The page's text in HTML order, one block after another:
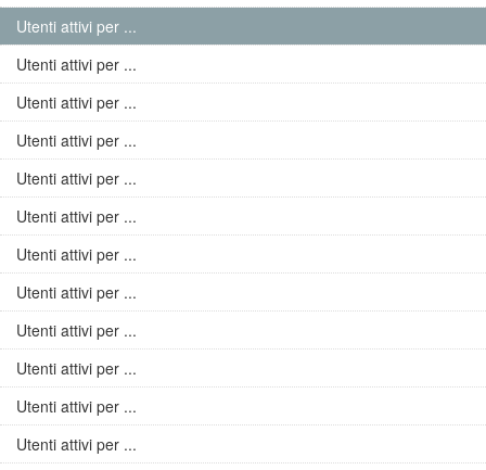
Utenti attivi per ...
Utenti attivi per ...
Utenti attivi per ...
Utenti attivi per ...
Utenti attivi per ...
Utenti attivi per ...
Utenti attivi per ...
Utenti attivi per ...
Utenti attivi per ...
Utenti attivi per ...
Utenti attivi per ...
Utenti attivi per ...